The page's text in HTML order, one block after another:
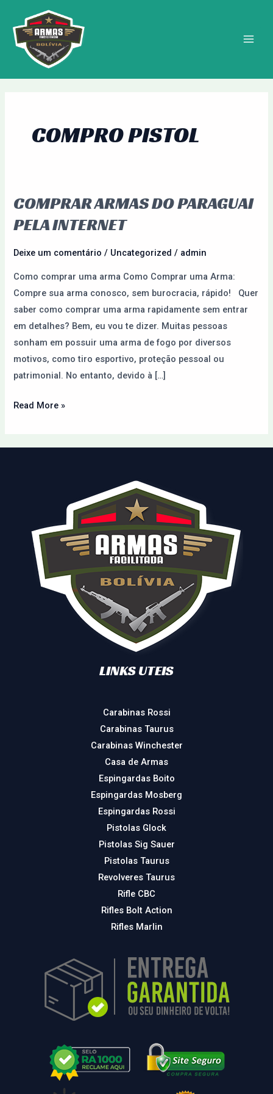
para
conteúdo
COMPRO PISTOL
COMPRAR ARMAS DO PARAGUAI
PELA INTERNET
Deixe um comentário / Uncategorized / admin
Como comprar uma arma Como Comprar uma Arma:
Compre sua arma conosco, sem burocracia, rápido! Quer
saber como comprar uma arma rapidamente sem entrar
em detalhes? Bem, eu vou te dizer. Muitas pessoas
sonham em possuir uma arma de fogo por diversos
motivos, como tiro esportivo, proteção pessoal ou
patrimonial. No entanto, devido à […]
Comprar
do
Paraguai
Internet
Read More »
LINKS UTEIS
Carabinas Rossi
Carabinas Taurus
Carabinas Winchester
Casa de Armas
Espingardas Boito
Espingardas Mosberg
Espingardas Rossi
Pistolas Glock
Pistolas Sig Sauer
Pistolas Taurus
Revolveres Taurus
Rifle CBC
Rifles Bolt Action
Rifles Marlin